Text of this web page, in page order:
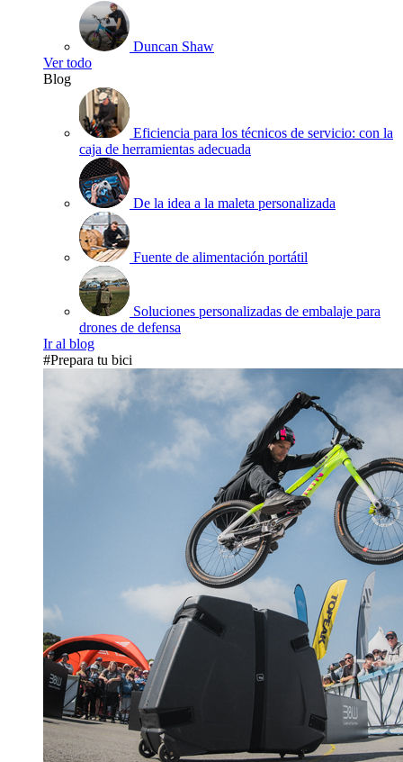
Duncan Shaw
Ver todo
Blog
Eficiencia para los técnicos de servicio: con la
caja de herramientas adecuada
De la idea a la maleta personalizada
Fuente de alimentación portátil
Soluciones personalizadas de embalaje para
drones de defensa
Ir al blog
#Prepara tu bici